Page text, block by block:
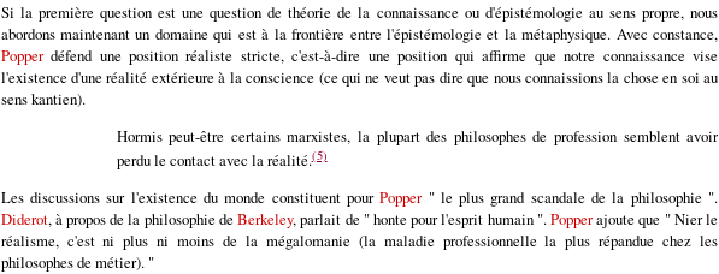
Si la première question est une question de théorie de la connaissance ou d'épistémologie au sens propre, nous
abordons maintenant un domaine qui est à la frontière entre l'épistémologie et la métaphysique. Avec constance,
Popperdéfend une position réaliste stricte, c'est-à-dire une position qui affirme que notre connaissance vise
l'existence d'une réalité extérieure à la conscience (ce qui ne veut pas dire que nous connaissions la chose en soi au
sens kantien).
Hormis peut-être certains marxistes, la plupart des philosophes de profession semblent avoir
perdu le contact avec la réalité.(5)
Les discussions sur l'existence du monde constituent pourPopper" le plus grand scandale de la philosophie ".
Diderot, à propos de la philosophie deBerkeley, parlait de " honte pour l'esprit humain ".Popperajoute que " Nier le
réalisme, c'est ni plus ni moins de la mégalomanie (la maladie professionnelle la plus répandue chez les
philosophes de métier). "